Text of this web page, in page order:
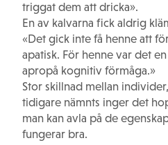
triggat dem att dricka».
En av kalvarna fick aldrig
«Det gick inte få henne att
apatisk. För henne var det
apropå kognitiv förmåga.»
Stor skillnad mellan
tidigare nämnts inger det
man kan avla på de
fungerar bra.